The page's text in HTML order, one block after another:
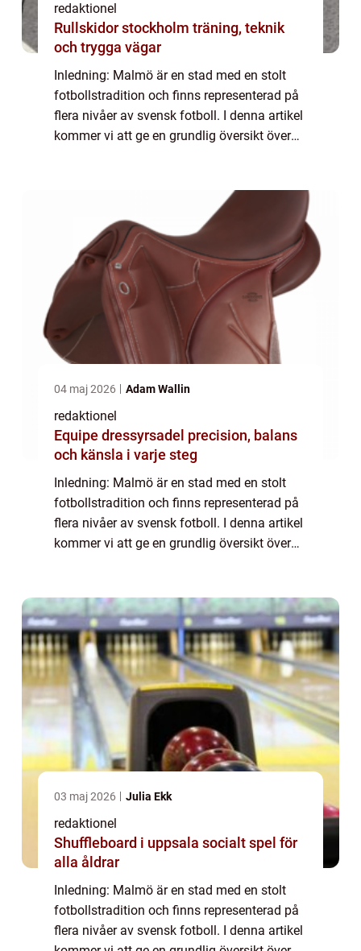
redaktionel
Rullskidor stockholm träning, teknik
och trygga vägar
Inledning: Malmö är en stad med en stolt
fotbollstradition och finns representerad på
flera nivåer av svensk fotboll. I denna artikel
kommer vi att ge en grundlig översikt över
04 maj 2026 Adam Wallin
redaktionel
Equipe dressyrsadel precision, balans
och känsla i varje steg
Inledning: Malmö är en stad med en stolt
fotbollstradition och finns representerad på
flera nivåer av svensk fotboll. I denna artikel
kommer vi att ge en grundlig översikt över
03 maj 2026 Julia Ekk
redaktionel
Shuffleboard i uppsala socialt spel för
alla åldrar
Inledning: Malmö är en stad med en stolt
fotbollstradition och finns representerad på
flera nivåer av svensk fotboll. I denna artikel